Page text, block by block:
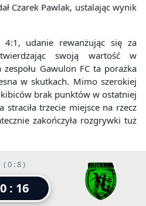
Czarek Pawlak, ustalając wynik
4:1, udanie rewanżując się za
swoją wartość w
Gawulon FC ta porażka
w skutkach. Mimo szerokiej
brak punktów w ostatniej
straciła trzecie miejsce na rzecz
zakończyła rozgrywki tuż
( 0 : 8 )
0 : 16